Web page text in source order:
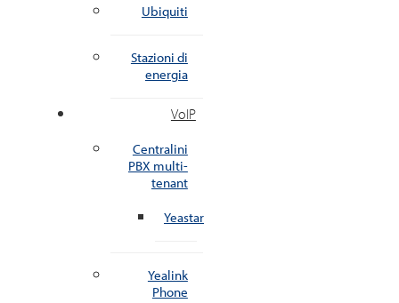
Ubiquiti
Stazioni di
energia
VoIP
Centralini
PBX multi-
tenant
Yeastar
Yealink
Phone